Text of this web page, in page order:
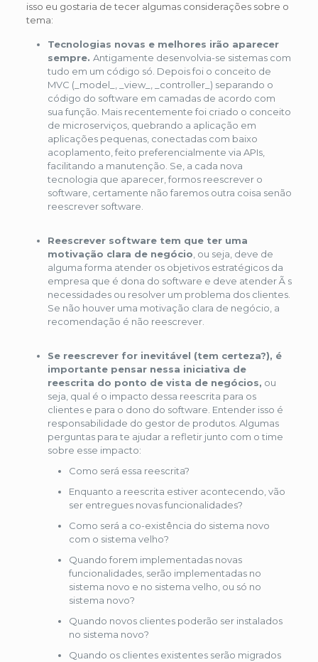
isso eu gostaria de tecer algumas considerações sobre o
tema:
Tecnologias novas e melhores irão aparecer
sempre. Antigamente desenvolvia-se sistemas com
tudo em um código só. Depois foi o conceito de
MVC (_model_, _view_, _controller_) separando o
código do software em camadas de acordo com
sua função. Mais recentemente foi criado o conceito
de microserviços, quebrando a aplicação em
aplicações pequenas, conectadas com baixo
acoplamento, feito preferencialmente via APIs,
facilitando a manutenção. Se, a cada nova
tecnologia que aparecer, formos reescrever o
software, certamente não faremos outra coisa senão
reescrever software.
Reescrever software tem que ter uma
motivação clara de negócio , ou seja, deve de
alguma forma atender os objetivos estratégicos da
empresa que é dona do software e deve atender Ã s
necessidades ou resolver um problema dos clientes.
Se não houver uma motivação clara de negócio, a
recomendação é não reescrever.
Se reescrever for inevitável (tem certeza?), é
importante pensar nessa iniciativa de
reescrita do ponto de vista de negócios, ou
seja, qual é o impacto dessa reescrita para os
clientes e para o dono do software. Entender isso é
responsabilidade do gestor de produtos. Algumas
perguntas para te ajudar a refletir junto com o time
sobre esse impacto:
Como será essa reescrita?
Enquanto a reescrita estiver acontecendo, vão
ser entregues novas funcionalidades?
Como será a co-existência do sistema novo
com o sistema velho?
Quando forem implementadas novas
funcionalidades, serão implementadas no
sistema novo e no sistema velho, ou só no
sistema novo?
Quando novos clientes poderão ser instalados
no sistema novo?
Quando os clientes existentes serão migrados